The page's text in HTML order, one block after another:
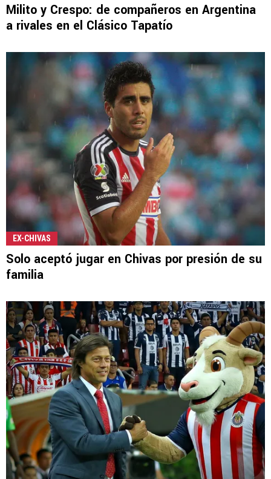
Milito y Crespo: de compañeros en Argentina
a rivales en el Clásico Tapatío
EX-CHIVAS
Solo aceptó jugar en Chivas por presión de su
familia